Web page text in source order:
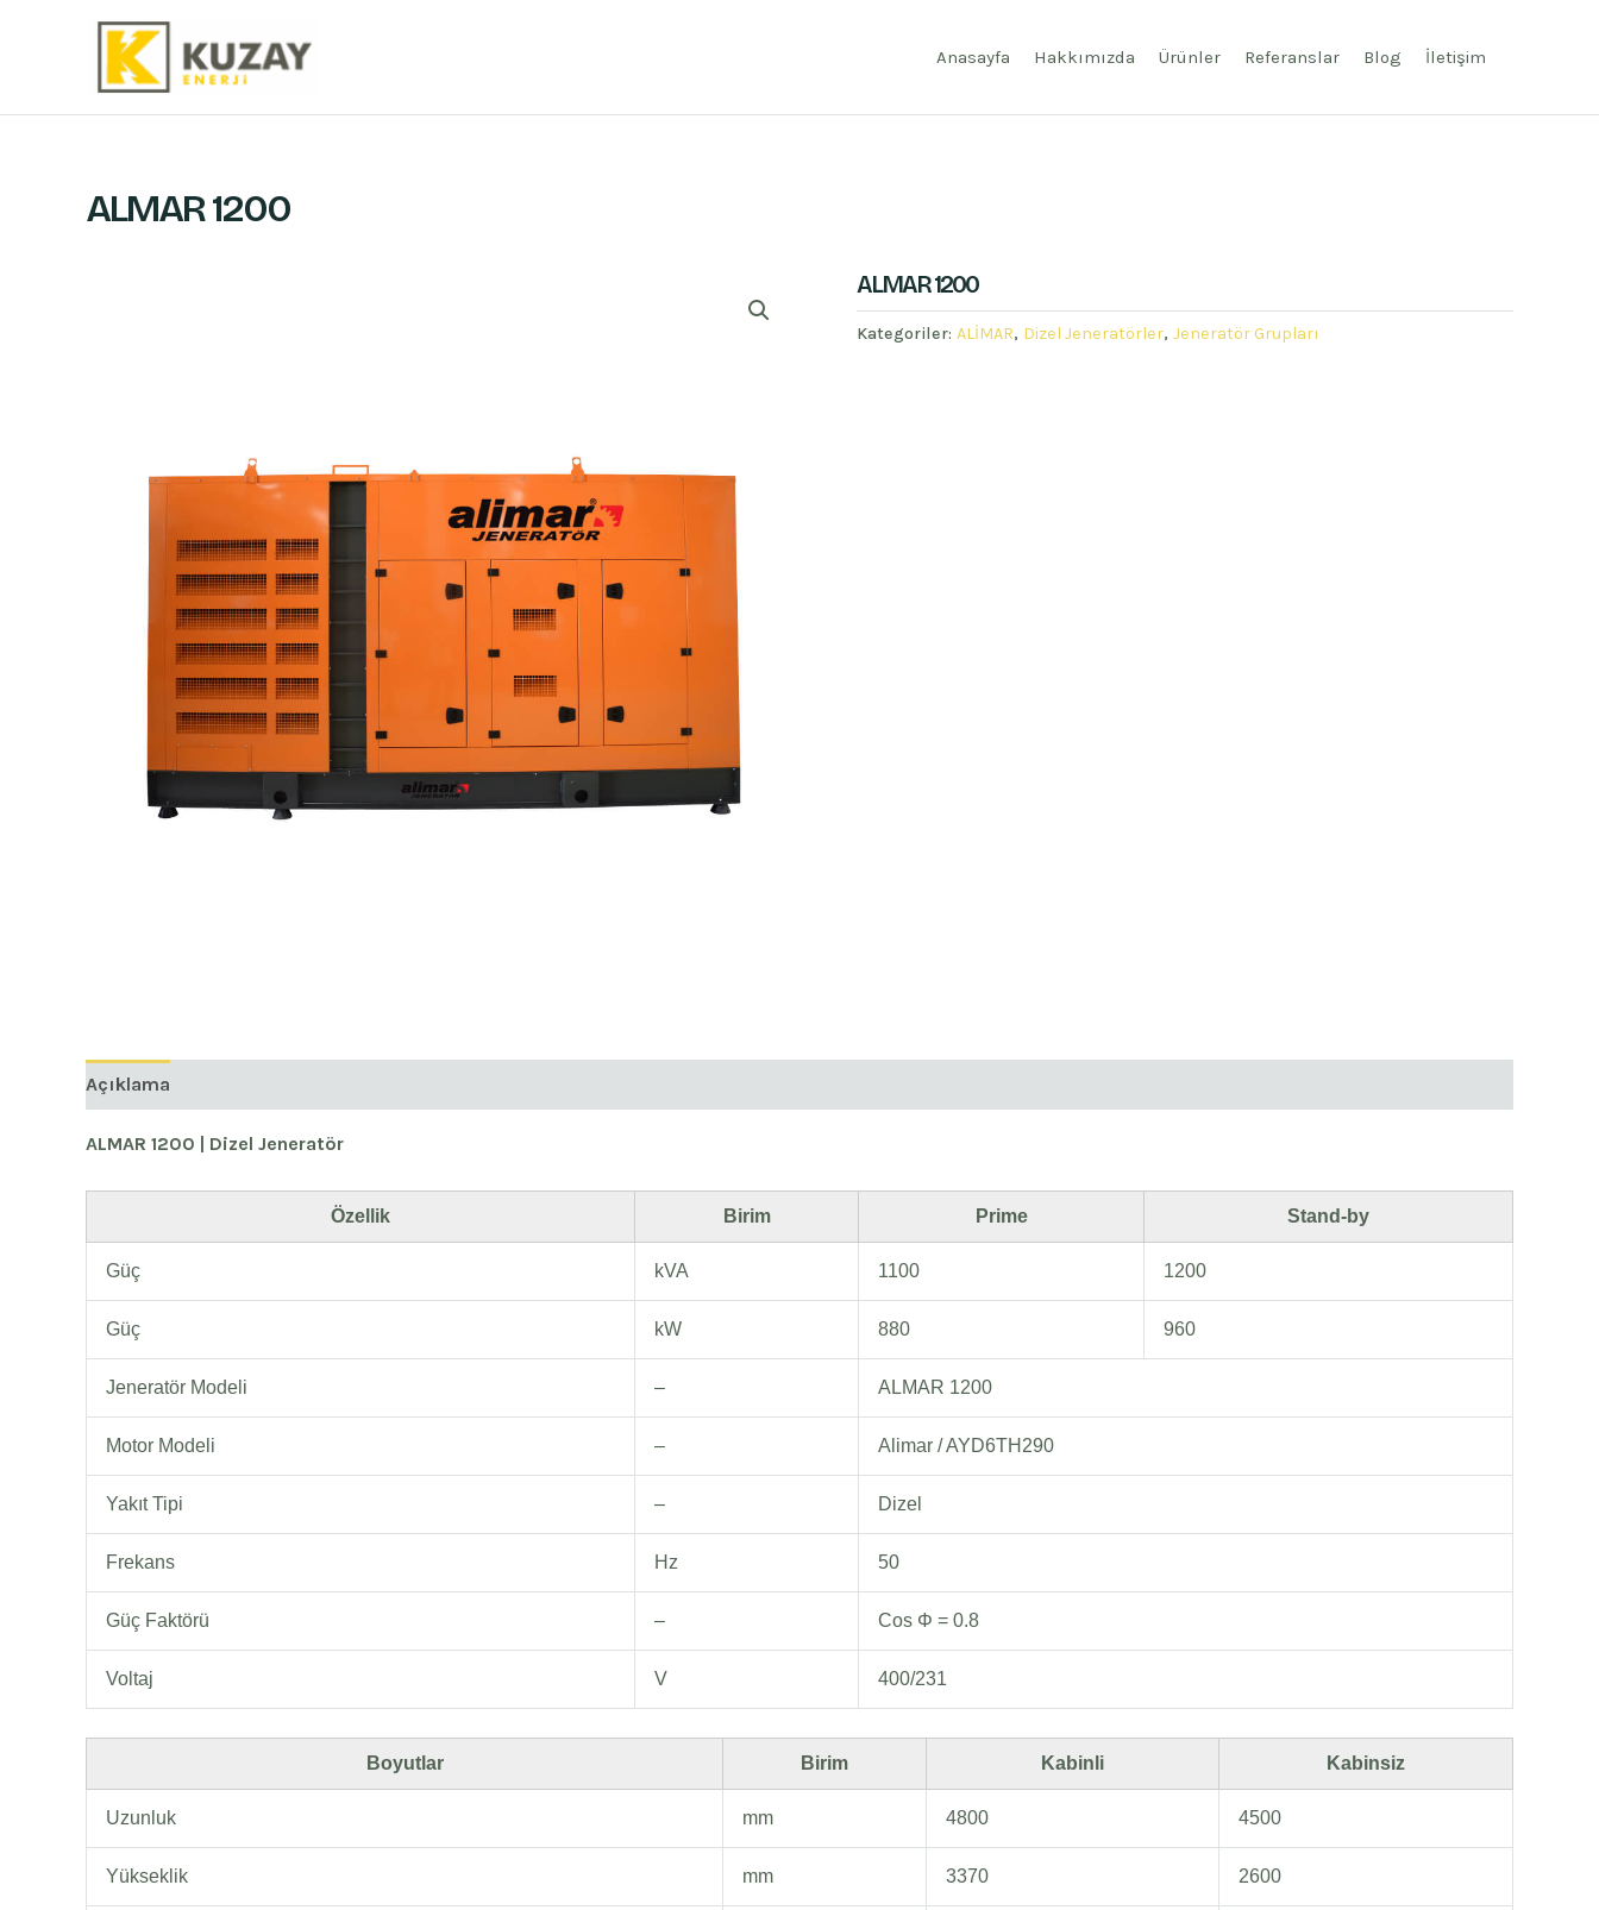
Anasayfa Hakkımızda Ürünler Referanslar Blog İletişim
ALMAR 1200
ALMAR 1200
Kategoriler: ALİMAR, Dizel Jeneratörler, Jeneratör Grupları
Açıklama
ALMAR 1200 | Dizel Jeneratör
Özellik Birim Prime Stand-by
Güç kVA 1100 1200
Güç kW 880 960
Jeneratör Modeli – ALMAR 1200
Motor Modeli – Alimar / AYD6TH290
Yakıt Tipi – Dizel
Frekans Hz 50
Güç Faktörü – Cos Φ = 0.8
Voltaj V 400/231
Boyutlar Birim Kabinli Kabinsiz
Uzunluk mm 4800 4500
Yükseklik mm 3370 2600